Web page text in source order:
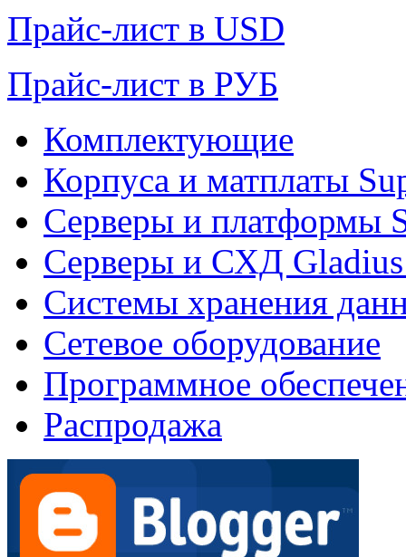
Прайc-лист в USD
Прайc-лист в РУБ
Комплектующие
Корпуса и матплаты
Серверы и платформы
Серверы и СХД Gladius
Системы хранения
Сетевое оборудование
Программное
Распродажа